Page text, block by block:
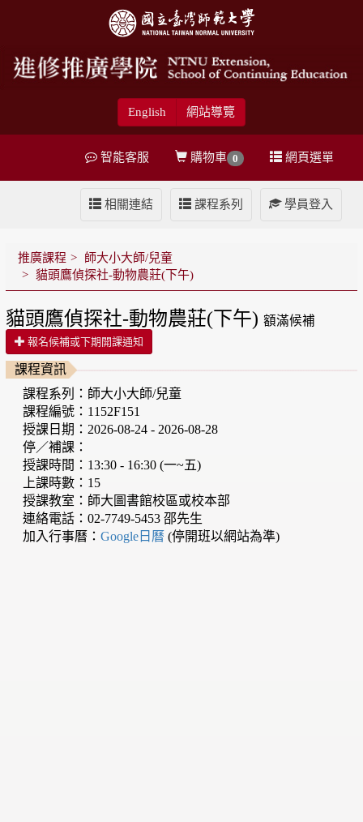
English 網站導覽
網頁選單
購物車 0
智能客服
學員登入
課程系列
相關連結
推廣課程
師大小大師/兒童
貓頭鷹偵探社-動物農莊(下午)
貓頭鷹偵探社-動物農莊(下午) 額滿候補
報名候補或下期開課通知
課程資訊
課程系列：師大小大師/兒童
課程編號：1152F151
授課日期：2026-08-24 - 2026-08-28
停／補課：
授課時間：13:30 - 16:30 (一~五)
上課時數：15
授課教室：師大圖書館校區或校本部
連絡電話：02-7749-5453 邵先生
加入行事曆：Google日曆(停開班以網站為準)